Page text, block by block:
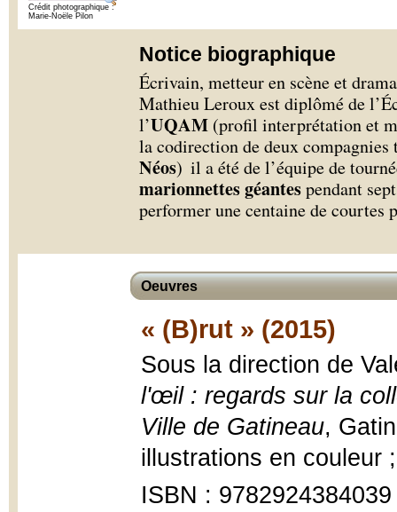
Crédit photographique :
Marie-Noële Pilon
Notice biographique
Écrivain, metteur en scène et
Mathieu Leroux est diplômé de
l’UQAM (profil interprétation et
la codirection de deux compagnies
Néos) il a été de l’équipe de
marionnettes géantespendant
performer une centaine de courtes
Oeuvres
« (B)rut » (2015)
Sous la direction de
l'œil : regards sur la
Ville de Gatineau,
illustrations en couleur
ISBN : 9782924384039